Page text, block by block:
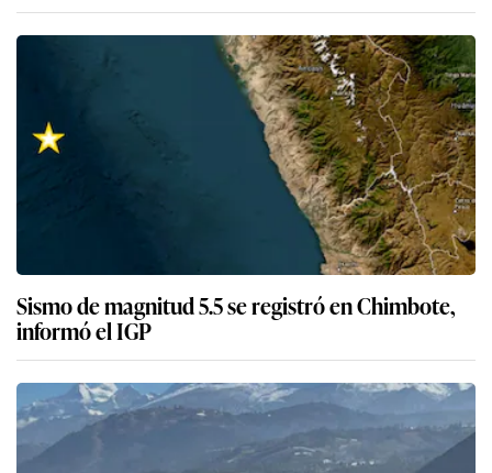
Sismo de magnitud 5.5 se registró en Chimbote,
informó el IGP